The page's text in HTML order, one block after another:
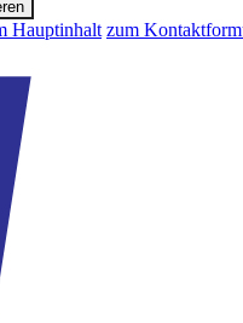
Hauptinhalt zum